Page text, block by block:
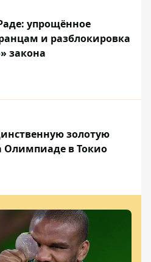
упрощённое
и разблокировка
закона
золотую
в Токио